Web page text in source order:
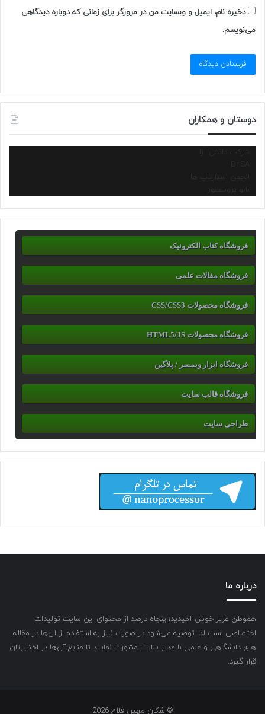
ذخیره نام، ایمیل و وبسایت من در مرورگر برای زمانی که دوباره دیدگاهی
می‌نویسم.
دوستان و همکاران
شرکت دانش آرا
انجمن استارتاپ ها
نانو پروسسور
فروشگاه کتاب الکترونیک
فروشگاه مقالات علمی
فروشگاه محصولات CSS/CSS3
فروشگاه محصولات HTML5/JS
فروشگاه ابزار وبمسر / پلاگین
فروشگاه قالب سایت
طراحی سایت
درباره ما
هموطن عزیز خوش آمیدید؛ پنجاه درصد از محتوای این سایت تولیدات
اختصاصی است لذا توصیه می‌شود در صورت نیاز به استفاده از آن‌ها در مقاله
های دانشگاهی و علمی با مدیر سایت مشورت نمایید تا منابع آن‌ها در اختیارتان
قرار گیرد.
©اشکان مهین فلاح 2026